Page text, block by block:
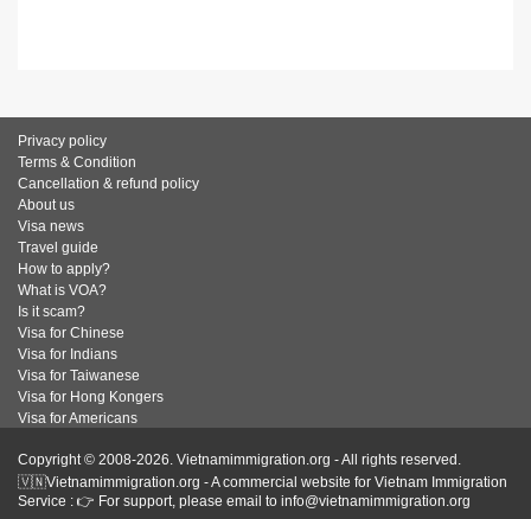
Privacy policy
Terms & Condition
Cancellation & refund policy
About us
Visa news
Travel guide
How to apply?
What is VOA?
Is it scam?
Visa for Chinese
Visa for Indians
Visa for Taiwanese
Visa for Hong Kongers
Visa for Americans
Copyright © 2008-2026. Vietnamimmigration.org - All rights reserved.
🇻🇳Vietnamimmigration.org - A commercial website for Vietnam Immigration
Service : 👉 For support, please email to info@vietnamimmigration.org